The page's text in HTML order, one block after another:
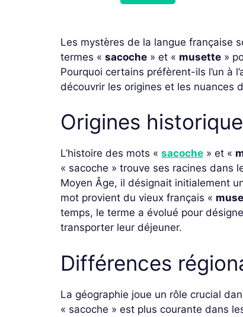
Les mystères de la langue française
termes « sacoche » et « musette »
Pourquoi certains préfèrent-ils l’un à
découvrir les origines et les nuances
Origines
L’histoire des mots « sacoche » et «
« sacoche » trouve ses racines dans
Moyen Âge, il désignait initialement
mot provient du vieux français « muse
temps, le terme a évolué pour
transporter leur déjeuner.
Différences
La géographie joue un rôle crucial
« sacoche » est plus courante dans